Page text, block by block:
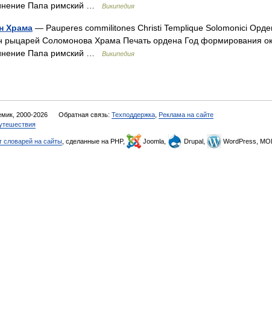
Папа римский …
Википедия
Храма — Pauperes commilitones Christi Templique Solomonici
рыцарей Соломонова Храма Печать ордена Год формирования
Папа римский …
Википедия
2000-2026 Обратная связь: Техподдержка Реклама на сайте
словарей на сайты , сделанные на PHP, Joomla, Drupal, WordPress,